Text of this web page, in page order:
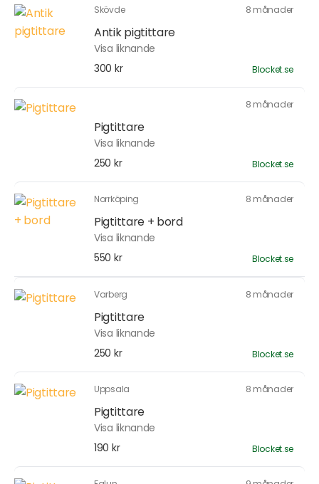
Skövde 8 månader
Antik pigtittare
Visa liknande
300 kr
Blocket.se
8 månader
Pigtittare
Visa liknande
250 kr
Blocket.se
Norrköping 8 månader
Pigtittare + bord
Visa liknande
550 kr
Blocket.se
Varberg 8 månader
Pigtittare
Visa liknande
250 kr
Blocket.se
Uppsala 8 månader
Pigtittare
Visa liknande
190 kr
Blocket.se